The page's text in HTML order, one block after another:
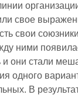
свое
свои
ними
они стали
одного
В